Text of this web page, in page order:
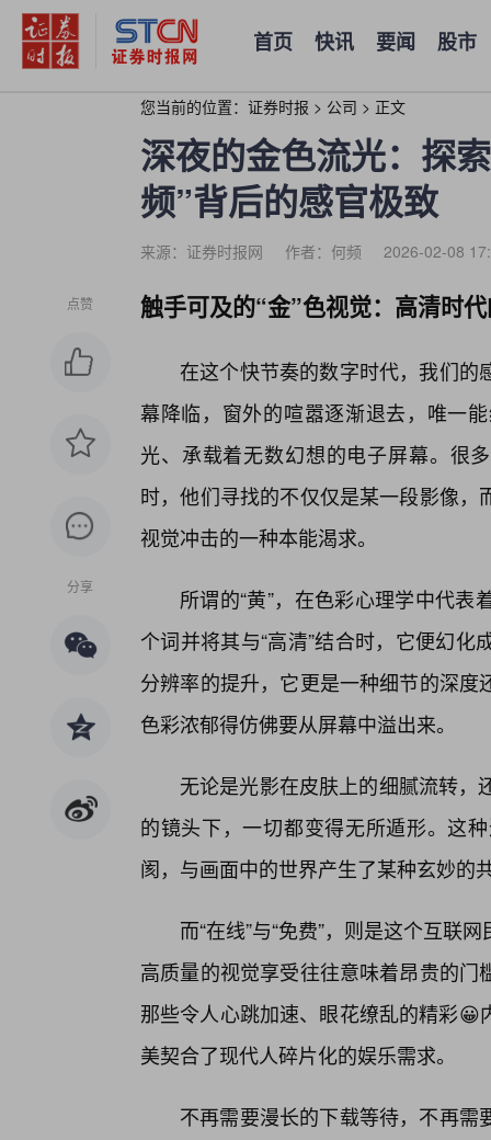
首页 快讯 要闻 股市
您当前的位置： 证券时报 > 公司 > 正文
深夜的金色流光：探
频”背后的感官极致
来源：证券时报网 作者：何频 2026-02-08
点赞
分享
触手可及的“金”色视觉：高清时
在这个快节奏的数字时代，我们的
幕降临，窗外的喧嚣逐渐退去，唯一
光、承载着无数幻想的电子屏幕。很
时，他们寻找的不仅仅是某一段影像
视觉冲击的一种本能渴求。
所谓的“黄”，在色彩心理学中代
个词并将其与“高清”结合时，它便幻
分辨率的提升，它更是一种细节的深
色彩浓郁得仿佛要从屏幕中溢出来。
无论是光影在皮肤上的细腻流转，
的镜头下，一切都变得无所遁形。这
阂，与画面中的世界产生了某种玄妙的
而“在线”与“免费”，则是这个互联
高质量的视觉享受往往意味着昂贵的
那些令人心跳加速、眼花缭乱的精彩
美契合了现代人碎片化的娱乐需求。
不再需要漫长的下载等待，不再